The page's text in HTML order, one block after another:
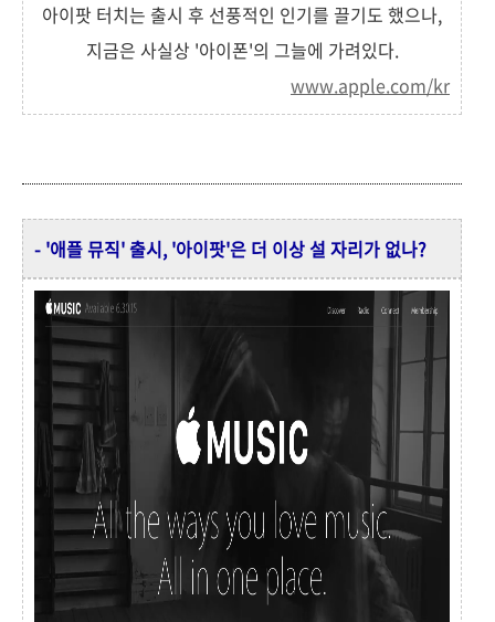
아이팟 터치는 출시 후 선풍적인 인기를 끌기도 했으나,
지금은 사실상 '아이폰'의 그늘에 가려있다.
www.apple.com/kr
- '애플 뮤직' 출시, '아이팟'은 더 이상 설 자리가 없나?